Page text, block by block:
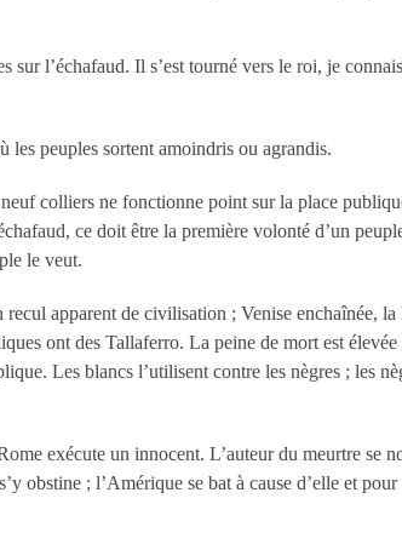
sur l’échafaud. Il s’est tourné vers le roi, je
les peuples sortent amoindris ou agrandis.
colliers ne fonctionne point sur la place
ce doit être la première volonté d’un
le veut.
apparent de civilisation ; Venise enchaînée,
ont des Tallaferro. La peine de mort est élevée
Les blancs l’utilisent contre les nègres ; les
exécute un innocent. L’auteur du meurtre se
obstine ; l’Amérique se bat à cause d’elle et pour